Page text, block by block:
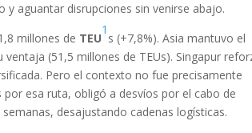
aguantar disrupciones sin venirse abajo.
millones de TEU
1
s (+7,8%). Asia mantuvo el
(51,5 millones de TEUs). Singapur
Pero el contexto no fue precisamente
esa ruta, obligó a desvíos por el cabo de
desajustando cadenas logísticas.